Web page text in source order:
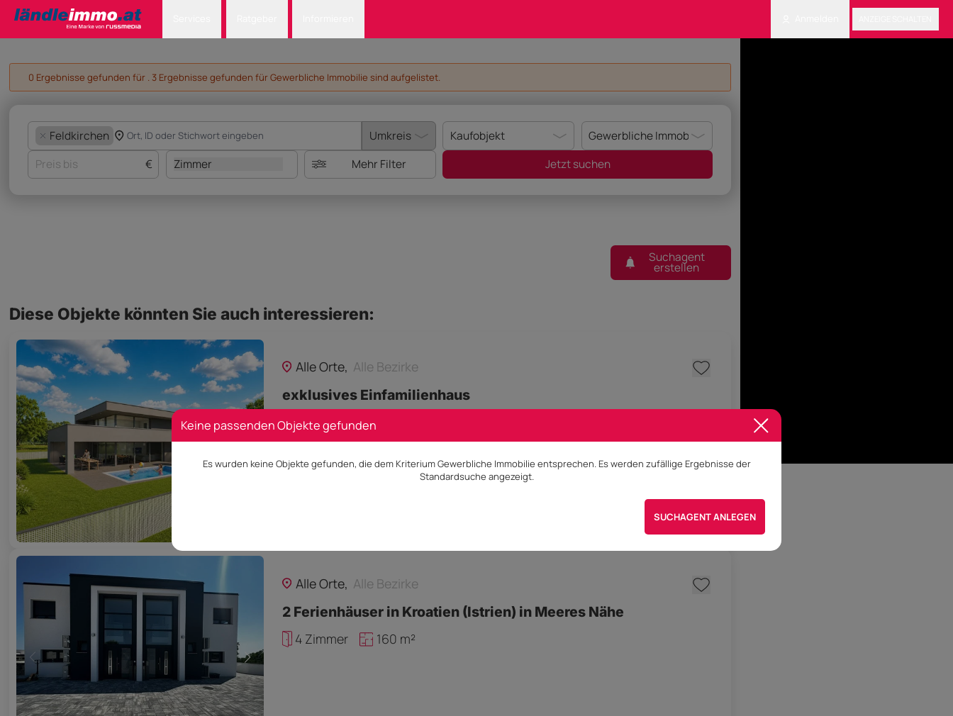
0 Ergebnisse gefunden für . 3 Ergebnisse gefunden für Gewerbliche Immobilie sind aufgelistet.
Feldkirchen
€
Zimmer Mehr Filter Jetzt suchen
Suchagent
erstellen
Diese Objekte könnten Sie auch interessieren:
Alle Orte, Alle Bezirke
exklusives Einfamilienhaus
180 m²
Besichtigung vereinbaren
Alle Orte, Alle Bezirke
2 Ferienhäuser in Kroatien (Istrien) in Meeres Nähe
4 Zimmer
160 m²
Keine passenden Objekte gefunden
Es wurden keine Objekte gefunden, die dem Kriterium Gewerbliche Immobilie entsprechen. Es werden zufällige Ergebnisse der
Standardsuche angezeigt.
SUCHAGENT ANLEGEN